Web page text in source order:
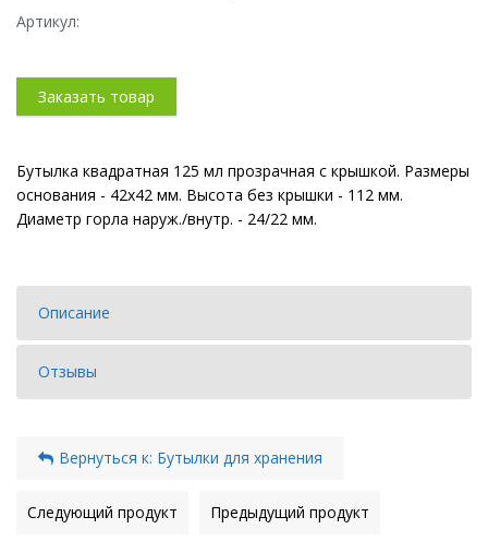
Артикул:
Заказать товар
Бутылка квадратная 125 мл прозрачная с крышкой. Размеры
основания - 42х42 мм. Высота без крышки - 112 мм.
Диаметр горла наруж./внутр. - 24/22 мм.
Описание
Отзывы
Вернуться к: Бутылки для хранения
Следующий продукт Предыдущий продукт